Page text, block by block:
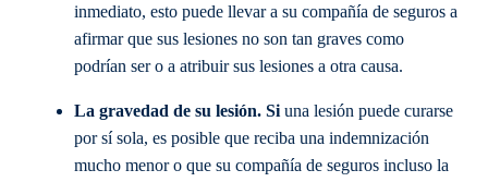
inmediato, esto puede llevar a su compañía de seguros a
afirmar que sus lesiones no son tan graves como
podrían ser o a atribuir sus lesiones a otra causa.
La gravedad de su lesión. Siuna lesión puede curarse
por sí sola, es posible que reciba una indemnización
mucho menor o que su compañía de seguros incluso la